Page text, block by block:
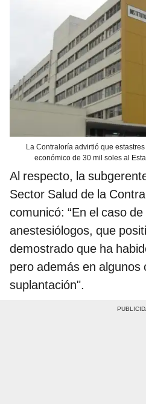
La Contraloría advirtió que
económico de 30 mil soles al
Al respecto, la
Sector Salud de la
comunicó: “En el caso
anestesiólogos, que
demostrado que ha
pero además en algunos
suplantación".